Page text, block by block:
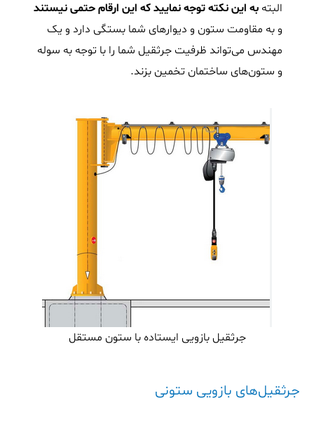
البته به این نکته توجه نمایید که این ارقام حتمی نیستند
و به مقاومت ستون و دیوارهای شما بستگی دارد و یک
مهندس می‌تواند ظرفیت جرثقیل شما را با توجه به سوله
و ستون‌های ساختمان تخمین بزند.
جرثقیل بازویی ایستاده با ستون مستقل
جرثقیل‌های بازویی ستونی